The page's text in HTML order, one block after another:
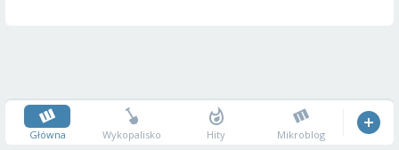
Główna Wykopalisko Hity Mikroblog